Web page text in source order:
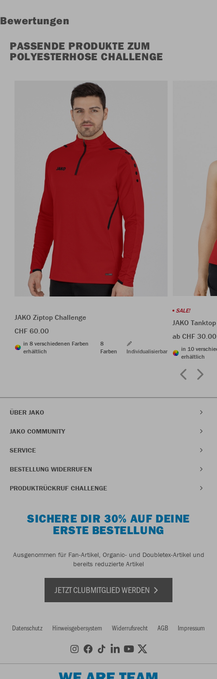
Bewertungen
PASSENDE PRODUKTE ZUM
POLYESTERHOSE CHALLENGE
JAKO Ziptop Challenge
CHF 60.00
in 8 verschiedenen Farben
erhältlich
8
Farben
Individualisierbar
SALE!
JAKO
ab CHF 30.00
in 10
erhältlich
ÜBER JAKO
JAKO COMMUNITY
SERVICE
BESTELLUNG WIDERRUFEN
PRODUKTRÜCKRUF CHALLENGE
SICHERE DIR 30% AUF DEINE
ERSTE BESTELLUNG
Ausgenommen für Fan-Artikel, Organic- und Doubletex-Artikel und
bereits reduzierte Artikel
JETZT CLUBMITGLIED WERDEN
Datenschutz Hinweisgebersystem Widerrufsrecht AGB Impressum